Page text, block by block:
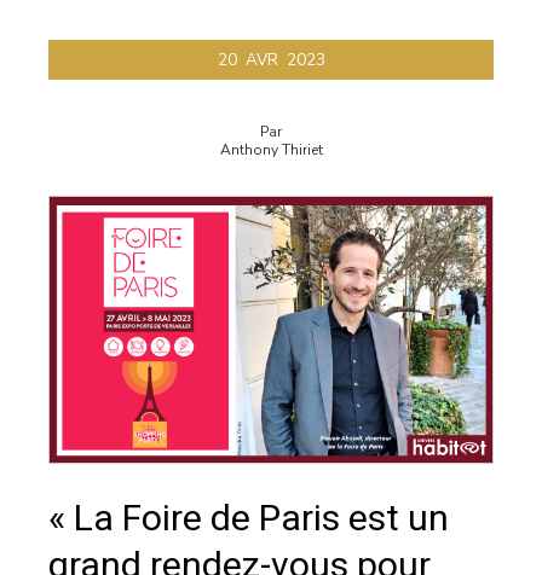
20 AVR 2023
Par
Anthony Thiriet
« La Foire de Paris est un
grand rendez-vous pour